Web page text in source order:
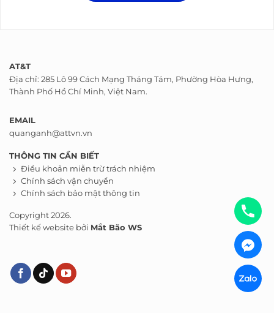
AT&T
Địa chỉ: 285 Lô 99 Cách Mạng Tháng Tám, Phường Hòa Hưng,
Thành Phố Hồ Chí Minh, Việt Nam.
EMAIL
quanganh@attvn.vn
THÔNG TIN CẦN BIẾT
Điều khoản miễn trừ trách nhiệm
Chính sách vận chuyển
Chính sách bảo mật thông tin
Copyright 2026.
Thiết kế website bởi Mắt Bão WS